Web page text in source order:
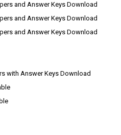
and Answer Keys Download
and Answer Keys Download
and Answer Keys Download
with Answer Keys Download